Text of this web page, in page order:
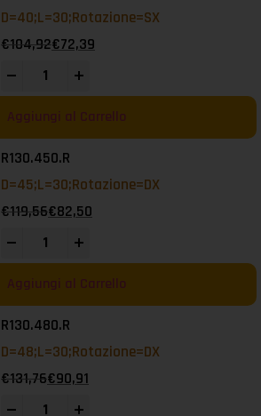
D=40;L=30;Rotazione=SX
€104,92€72,39
Aggiungi al Carrello
R130.450.R
D=45;L=30;Rotazione=DX
€119,56€82,50
Aggiungi al Carrello
R130.480.R
D=48;L=30;Rotazione=DX
€131,76€90,91